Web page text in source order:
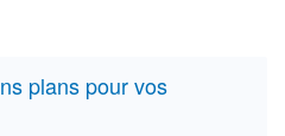
plans pour vos